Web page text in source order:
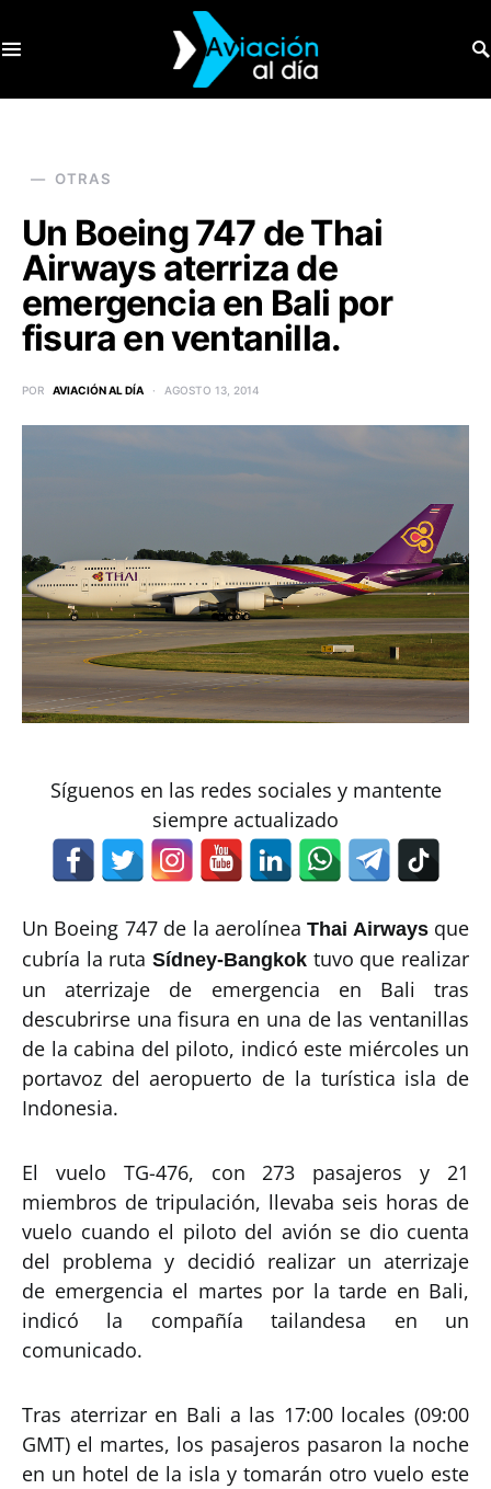
OTRAS
Un Boeing 747 de Thai
Airways aterriza de
emergencia en Bali por
fisura en ventanilla.
POR AVIACIÓN AL DÍA AGOSTO 13, 2014
Síguenos en las redes sociales y mantente
siempre actualizado
Un Boeing 747 de la aerolíneaThai Airwaysque
cubría la ruta Sídney-Bangkok tuvo que realizar
un aterrizaje de emergencia en Bali tras
descubrirse una fisura en una de las ventanillas
de la cabina del piloto, indicó este miércoles un
portavoz del aeropuerto de la turística isla de
Indonesia.
El vuelo TG-476, con 273 pasajeros y 21
miembros de tripulación, llevaba seis horas de
vuelo cuando el piloto del avión se dio cuenta
del problema y decidió realizar un aterrizaje
de emergencia el martes por la tarde en Bali,
indicó la compañía tailandesa en un
comunicado.
Tras aterrizar en Bali a las 17:00 locales (09:00
GMT) el martes, los pasajeros pasaron la noche
en un hotel de la isla y tomarán otro vuelo este